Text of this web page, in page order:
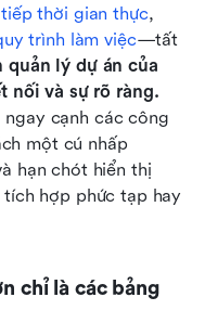
thời gian thực
trình làm việc—tất
quản lý dự án của
nối và sự rõ ràng.
cạnh các công
một cú nhấp
hạn chót hiển thị
hợp phức tạp hay
chỉ là các bảng